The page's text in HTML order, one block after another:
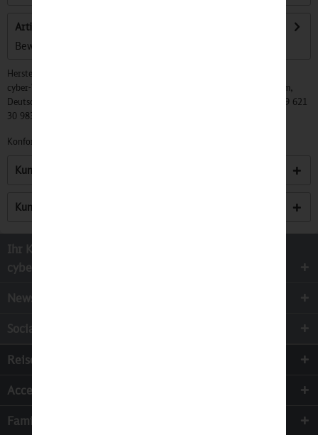
Artikel bewerten
Bewertungen lesen, schreiben und diskutieren...
Hersteller:
cyber-Wear Heidelberg GmbH, Elsa-Brändström-Str. 4, 68229 Mannheim,
Deutschland, Info@mycybergroup.com, https://mycybergroup.com, +49 621
30 983 0
Konformitätserklärungen zu unseren Produkten finden Sie
Kunden kauften auch
Kunden haben sich ebenfalls angesehen
Ihr Kontakt zur
cyber-Wear Heidelberg GmbH
Newsletter
Socialmedia
Reisen
Accessoires
Familie & Kinder